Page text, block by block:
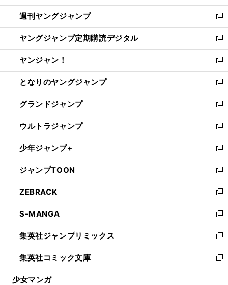
開
く
ウ
で
開
く
ン
ド
ウ
で
開
く
ウ
ィ
ン
ド
ウ
で
開
く
週刊ヤングジャンプ
新
し
い
ウ
ィ
ン
ド
ウ
で
開
く
ヤングジャンプ定期購読デジタル
新
し
い
ウ
ィ
ン
ド
ウ
で
開
く
ヤンジャン！
新
し
い
ウ
ィ
ン
ド
ウ
で
開
く
となりのヤングジャンプ
新
し
い
ウ
ィ
ン
ド
ウ
で
開
く
グランドジャンプ
新
し
い
ウ
ィ
ン
ド
ウ
で
開
く
ウルトラジャンプ
新
し
い
ウ
ィ
ン
ド
ウ
で
開
く
少年ジャンプ+
新
し
い
ウ
ィ
ン
ド
ウ
で
開
く
ジャンプTOON
新
し
い
ウ
ィ
ン
ド
ウ
で
開
ZEBRACK
新
し
い
ウ
ィ
ン
ド
ウ
S-MANGA
新
し
い
ウ
ィ
ン
集英社ジャンプリミックス
新
し
い
ウ
集英社コミック文庫
新
し
少女マンガ